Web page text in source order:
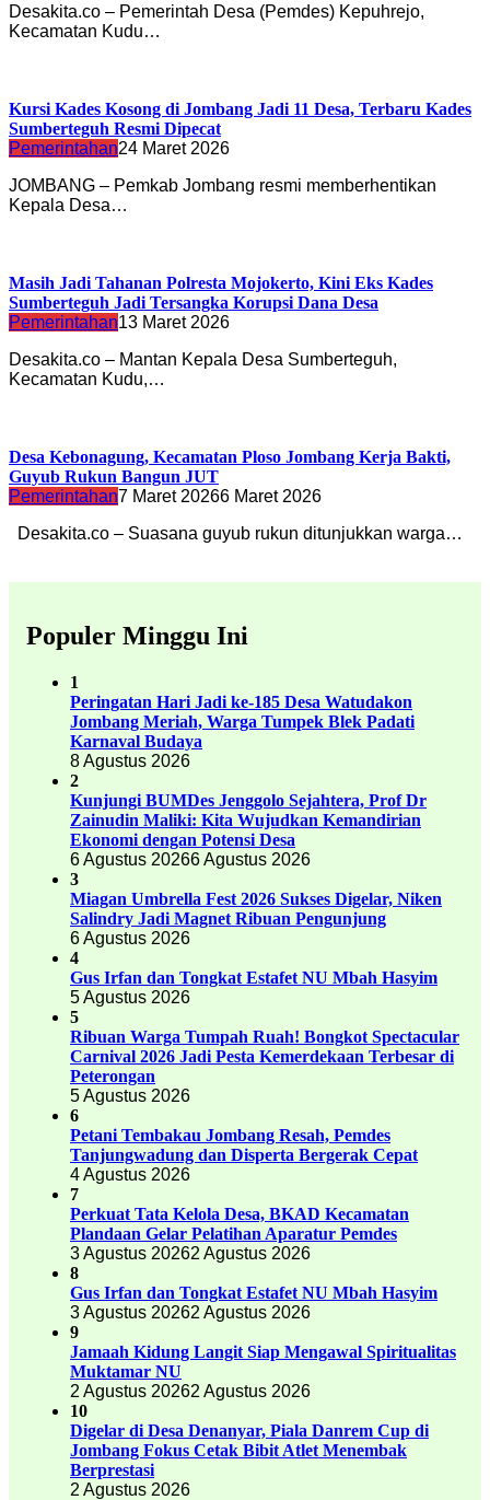
Desakita.co – Pemerintah Desa (Pemdes) Kepuhrejo,
Kecamatan Kudu…
Kursi Kades Kosong di Jombang Jadi 11 Desa, Terbaru Kades
Sumberteguh Resmi Dipecat
Pemerintahan24 Maret 2026
JOMBANG – Pemkab Jombang resmi memberhentikan
Kepala Desa…
Masih Jadi Tahanan Polresta Mojokerto, Kini Eks Kades
Sumberteguh Jadi Tersangka Korupsi Dana Desa
Pemerintahan13 Maret 2026
Desakita.co – Mantan Kepala Desa Sumberteguh,
Kecamatan Kudu,…
Desa Kebonagung, Kecamatan Ploso Jombang Kerja Bakti,
Guyub Rukun Bangun JUT
Pemerintahan7 Maret 20266 Maret 2026
Desakita.co – Suasana guyub rukun ditunjukkan warga…
Populer Minggu Ini
1
Peringatan Hari Jadi ke-185 Desa Watudakon
Jombang Meriah, Warga Tumpek Blek Padati
Karnaval Budaya
8 Agustus 2026
2
Kunjungi BUMDes Jenggolo Sejahtera, Prof Dr
Zainudin Maliki: Kita Wujudkan Kemandirian
Ekonomi dengan Potensi Desa
6 Agustus 20266 Agustus 2026
3
Miagan Umbrella Fest 2026 Sukses Digelar, Niken
Salindry Jadi Magnet Ribuan Pengunjung
6 Agustus 2026
4
Gus Irfan dan Tongkat Estafet NU Mbah Hasyim
5 Agustus 2026
5
Ribuan Warga Tumpah Ruah! Bongkot Spectacular
Carnival 2026 Jadi Pesta Kemerdekaan Terbesar di
Peterongan
5 Agustus 2026
6
Petani Tembakau Jombang Resah, Pemdes
Tanjungwadung dan Disperta Bergerak Cepat
4 Agustus 2026
7
Perkuat Tata Kelola Desa, BKAD Kecamatan
Plandaan Gelar Pelatihan Aparatur Pemdes
3 Agustus 20262 Agustus 2026
8
Gus Irfan dan Tongkat Estafet NU Mbah Hasyim
3 Agustus 20262 Agustus 2026
9
Jamaah Kidung Langit Siap Mengawal Spiritualitas
Muktamar NU
2 Agustus 20262 Agustus 2026
10
Digelar di Desa Denanyar, Piala Danrem Cup di
Jombang Fokus Cetak Bibit Atlet Menembak
Berprestasi
2 Agustus 2026